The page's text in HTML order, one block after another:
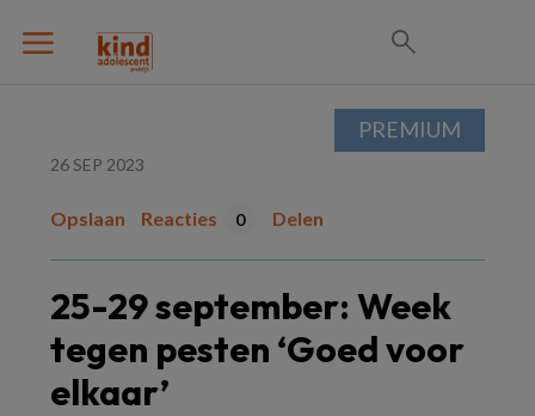
26 SEP 2023
Opslaan Reacties 0 Delen
25-29 september: Week
tegen pesten ‘Goed voor
elkaar’
PREMIUM